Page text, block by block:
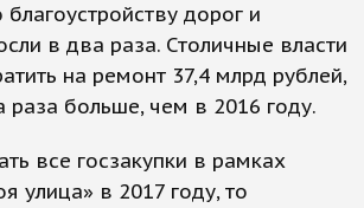
дорог и
в два раза. Столичные власти
на ремонт 37,4 млрд рублей,
раза больше, чем в 2016 году.
все госзакупки в рамках
улица» в 2017 году, то